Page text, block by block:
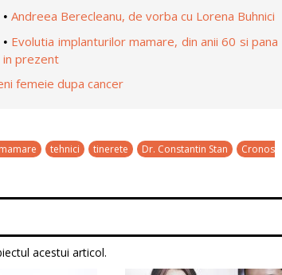
• Andreea Berecleanu, de vorba cu Lorena Buhnici
• Evolutia implanturilor mamare, din anii 60 si pana
in prezent
femeie dupa cancer
tehnici tinerete Dr. Constantin Stan
Cronos
acestui articol.